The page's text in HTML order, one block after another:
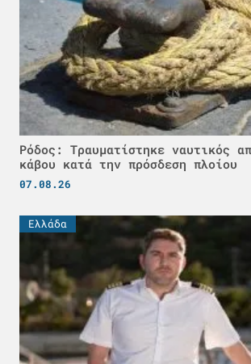
Ρόδος: Τραυματίστηκε ναυτικός
κάβου κατά την πρόσδεση πλοίου
07.08.26
Ελλάδα